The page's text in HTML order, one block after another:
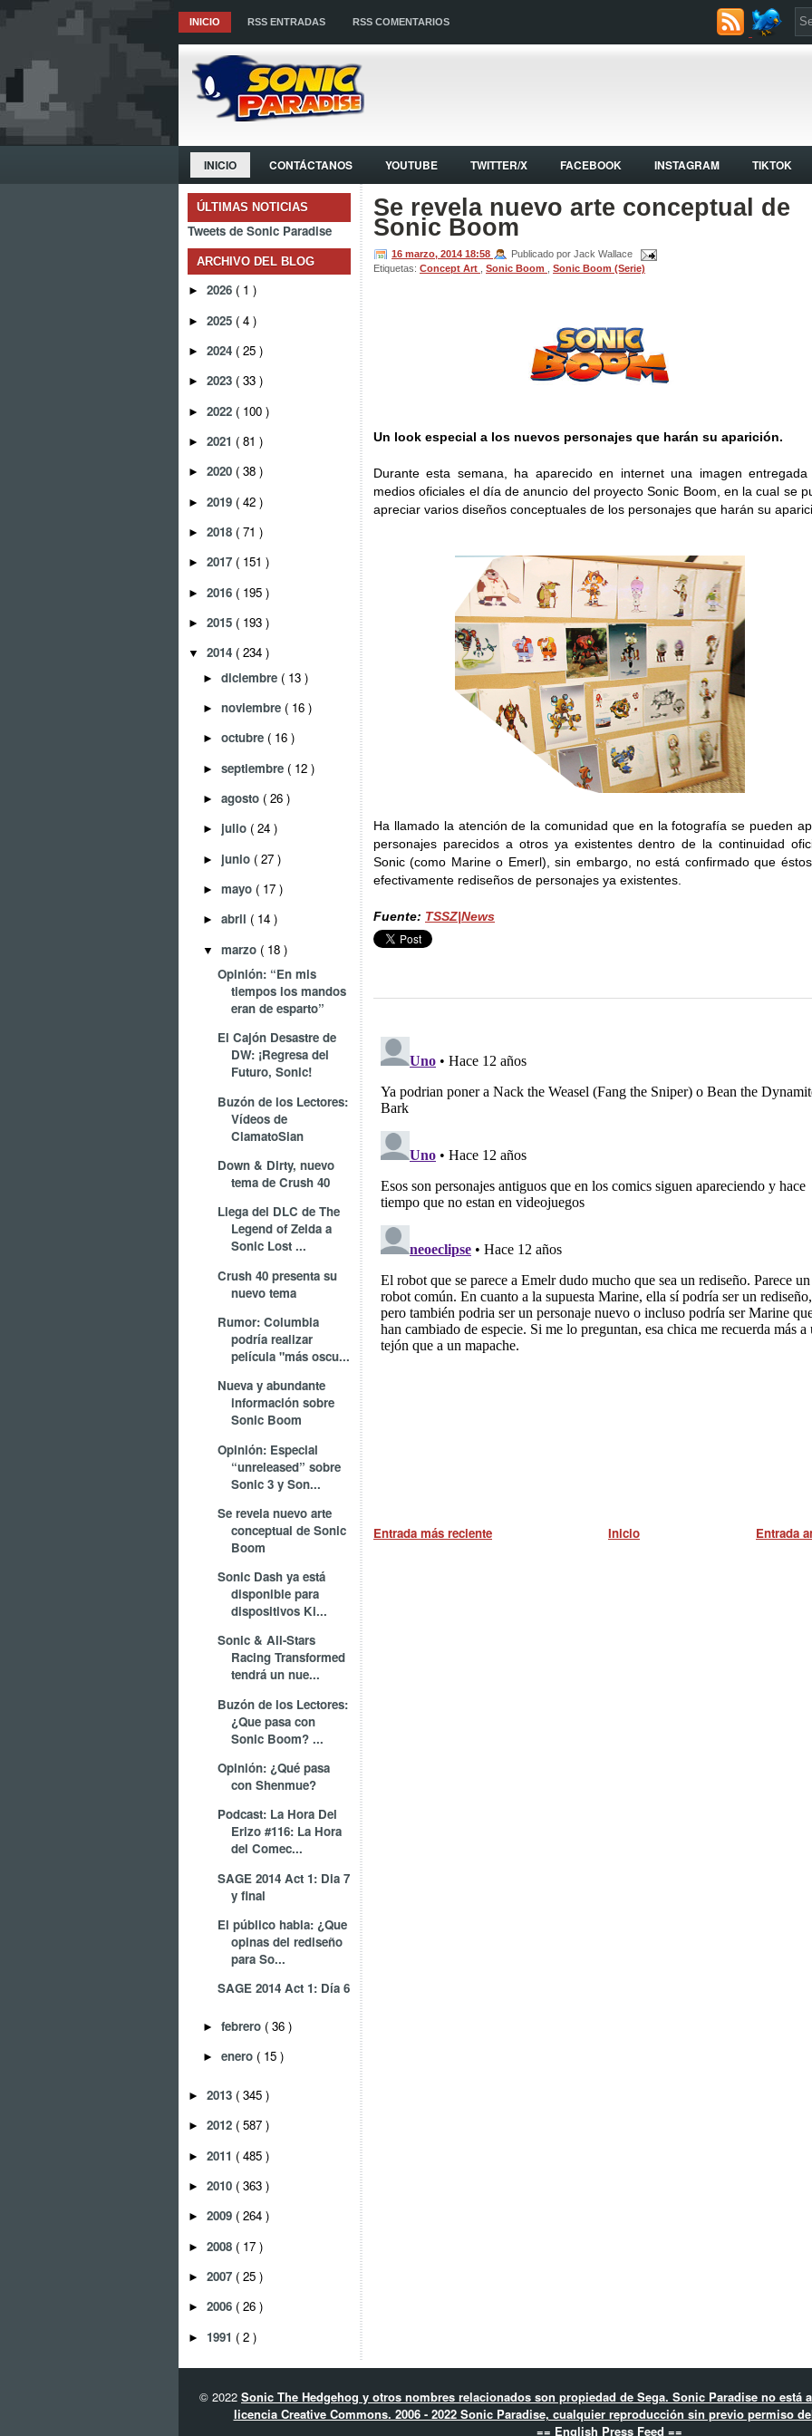
INICIO RSS ENTRADAS RSS COMENTARIOS
INICIO CONTÁCTANOS YOUTUBE TWITTER/X FACEBOOK INSTAGRAM TIKTOK
ÚLTIMAS NOTICIAS
Tweets de Sonic Paradise
ARCHIVO DEL BLOG
► 2026 ( 1 )
► 2025 ( 4 )
► 2024 ( 25 )
► 2023 ( 33 )
► 2022 ( 100 )
► 2021 ( 81 )
► 2020 ( 38 )
► 2019 ( 42 )
► 2018 ( 71 )
► 2017 ( 151 )
► 2016 ( 195 )
► 2015 ( 193 )
▼ 2014 ( 234 )
► diciembre ( 13 )
► noviembre ( 16 )
► octubre ( 16 )
► septiembre ( 12 )
► agosto ( 26 )
► julio ( 24 )
► junio ( 27 )
► mayo ( 17 )
► abril ( 14 )
▼ marzo ( 18 )
Opinión: “En mis
tiempos los mandos
eran de esparto”
El Cajón Desastre de
DW: ¡Regresa del
Futuro, Sonic!
Buzón de los Lectores:
Vídeos de
ClamatoSian
Down & Dirty, nuevo
tema de Crush 40
Llega del DLC de The
Legend of Zelda a
Sonic Lost ...
Crush 40 presenta su
nuevo tema
Rumor: Columbia
podría realizar
película "más oscu...
Nueva y abundante
información sobre
Sonic Boom
Opinión: Especial
“unreleased” sobre
Sonic 3 y Son...
Se revela nuevo arte
conceptual de Sonic
Boom
Sonic Dash ya está
disponible para
dispositivos Ki...
Sonic & All-Stars
Racing Transformed
tendrá un nue...
Buzón de los Lectores:
¿Que pasa con
Sonic Boom? ...
Opinión: ¿Qué pasa
con Shenmue?
Podcast: La Hora Del
Erizo #116: La Hora
del Comec...
SAGE 2014 Act 1: Dia 7
y final
El público habla: ¿Que
opinas del rediseño
para So...
SAGE 2014 Act 1: Día 6
► febrero ( 36 )
► enero ( 15 )
► 2013 ( 345 )
► 2012 ( 587 )
► 2011 ( 485 )
► 2010 ( 363 )
► 2009 ( 264 )
► 2008 ( 17 )
► 2007 ( 25 )
► 2006 ( 26 )
► 1991 ( 2 )
Se revela nuevo arte conceptual de
Sonic Boom
16 marzo, 2014 18:58
Publicado por Jack Wallace
Etiquetas: Concept Art Sonic Boom Sonic Boom (Serie)
Un look especial a los nuevos personajes que harán su aparición.
Durante esta semana, ha aparecido en internet una imagen
medios oficiales el día de anuncio del proyecto Sonic Boom, en la cual se
apreciar varios diseños conceptuales de los personajes que harán su
Ha llamado la atención de la comunidad que en la fotografía se pueden
personajes parecidos a otros ya existentes dentro de la continuidad
Sonic (como Marine o Emerl), sin embargo, no está confirmado que
efectivamente rediseños de personajes ya existentes.
Fuente: TSSZ|News
Entrada más reciente Entrada
Inicio
© 2022 Sonic The Hedgehog y otros nombres relacionados son propiedad de Sega. Sonic Paradise no está
licencia Creative Commons. 2006 - 2022 Sonic Paradise, cualquier reproducción sin previo permiso
== English Press Feed ==